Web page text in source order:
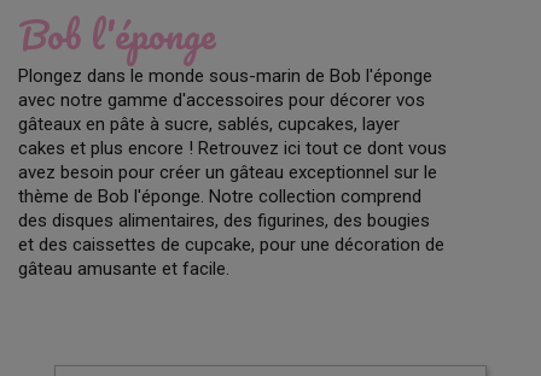
Bob l'éponge
Plongez dans le monde sous-marin de Bob l'éponge
avec notre gamme d'accessoires pour décorer vos
gâteaux en pâte à sucre, sablés, cupcakes, layer
cakes et plus encore ! Retrouvez ici tout ce dont vous
avez besoin pour créer un gâteau exceptionnel sur le
thème de Bob l'éponge. Notre collection comprend
des disques alimentaires, des figurines, des bougies
et des caissettes de cupcake, pour une décoration de
gâteau amusante et facile.